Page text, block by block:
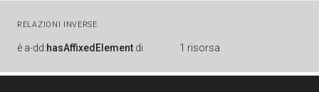
RELAZIONI INVERSE
è a-dd:hasAffixedElement di 1 risorsa